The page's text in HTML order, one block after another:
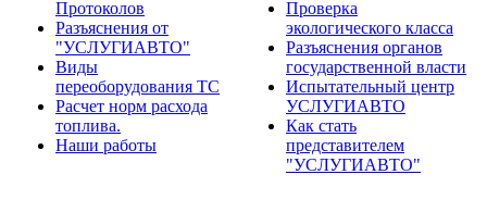
Протоколов
Разъяснения от
"УСЛУГИАВТО"
Виды
переоборудования ТС
Расчет норм расхода
топлива.
Наши работы
Проверка
экологического класса
Разъяснения органов
государственной власти
Испытательный центр
УСЛУГИАВТО
Как стать
представителем
"УСЛУГИАВТО"